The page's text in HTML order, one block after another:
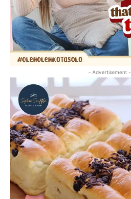
- Advertisement -